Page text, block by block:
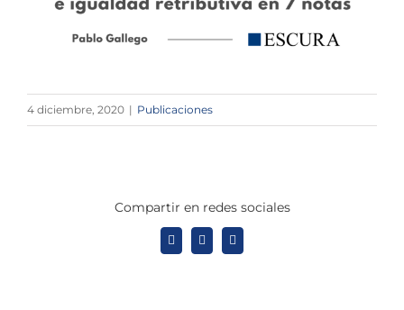
4 diciembre, 2020 | Publicaciones
Compartir en redes sociales
X LinkedInWhatsApp